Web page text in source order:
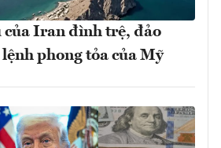
của Iran đình trệ, đảo
phong tỏa của Mỹ